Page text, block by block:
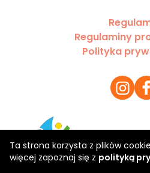
Ta strona korzysta z plików
więcej zapoznaj się z polityką
Regulaminy
Polityka
Copyright